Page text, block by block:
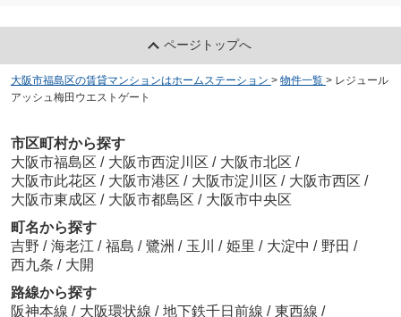
ページトップへ
大阪市福島区の賃貸マンションはホームステーション > 物件一覧 > レジュール
アッシュ梅田ウエストゲート
市区町村から探す
大阪市福島区 / 大阪市西淀川区 / 大阪市北区 /
大阪市此花区 / 大阪市港区 / 大阪市淀川区 / 大阪市西区 /
大阪市東成区 / 大阪市都島区 / 大阪市中央区
町名から探す
吉野 / 海老江 / 福島 / 鷺洲 / 玉川 / 姫里 / 大淀中 / 野田 /
西九条 / 大開
路線から探す
阪神本線 / 大阪環状線 / 地下鉄千日前線 / 東西線 /